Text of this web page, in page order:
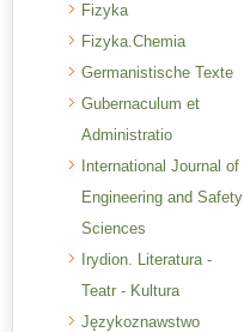
Fizyka
Fizyka.Chemia
Germanistische Texte
Gubernaculum et
Administratio
International Journal of
Engineering and Safety
Sciences
Irydion. Literatura -
Teatr - Kultura
Językoznawstwo